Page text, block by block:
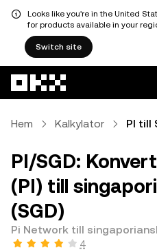
Looks like you're in the United
for products available in your
Switch site
Hem Kalkylator PI till
PI/SGD:
(PI) till
(SGD)
Pi Network till
4